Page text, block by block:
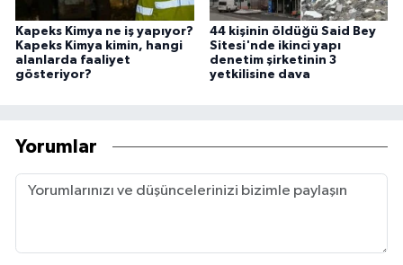
Kapeks Kimya ne iş yapıyor?
Kapeks Kimya kimin, hangi
alanlarda faaliyet
gösteriyor?
44 kişinin öldüğü Said Bey
Sitesi'nde ikinci yapı
denetim şirketinin 3
yetkilisine dava
Yorumlar